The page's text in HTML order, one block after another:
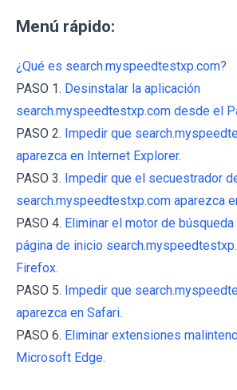
Menú rápido:
¿Qué es search.myspeedtestxp.com?
PASO 1. Desinstalar la aplicación
search.myspeedtestxp.com desde el
PASO 2. Impedir que
aparezca en Internet Explorer.
PASO 3. Impedir que el secuestrador
search.myspeedtestxp.com aparezca
PASO 4. Eliminar el motor de
página de inicio
Firefox.
PASO 5. Impedir que
aparezca en Safari.
PASO 6. Eliminar extensiones
Microsoft Edge.